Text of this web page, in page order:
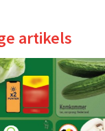
artikels